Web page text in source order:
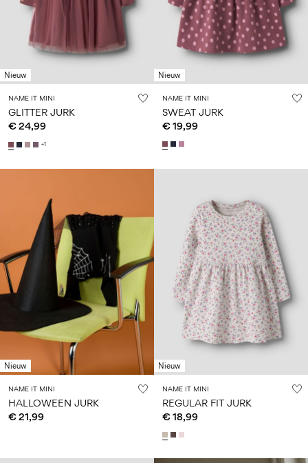
Nieuw
NAME IT MINI
GLITTER JURK
€ 24,99
+1
Nieuw
NAME IT MINI
SWEAT JURK
€ 19,99
Nieuw
NAME IT MINI
HALLOWEEN JURK
€ 21,99
Nieuw
NAME IT MINI
REGULAR FIT JURK
€ 18,99